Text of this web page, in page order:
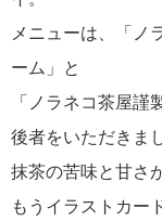
メニューは、「ノ
ーム」と
「ノラネコ茶屋謹
後者をいただきま
抹茶の苦味と甘さ
もうイラストカー